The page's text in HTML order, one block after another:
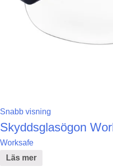
Snabb visning
Skyddsglasögon
Worksafe
Läs mer